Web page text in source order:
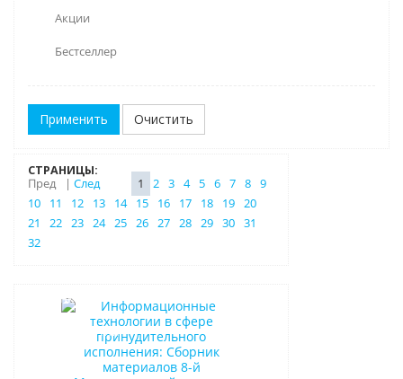
Акции
Бестселлер
Очистить
СТРАНИЦЫ:
Пред
| След 1 2 3 4 5 6 7 8 9
10
11 12 13 14 15 16 17 18 19 20
21
22 23 24 25 26 27 28 29 30 31
32
Новинка
Нет в наличии